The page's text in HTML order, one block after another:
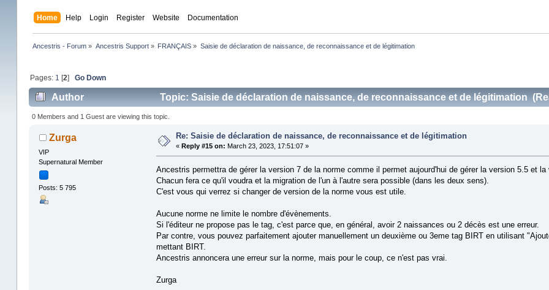
Home Help Login Register Website Documentation
Ancestris - Forum » Ancestris Support» FRANÇAIS » Saisie de déclaration de naissance, de reconnaissance et de légitimation
Pages: 1 [2]Go Down
Author Topic: Saisie de déclaration de naissance, de reconnaissance et de légitimation
0 Members and 1 Guest are viewing this topic.
Zurga
VIP
Supernatural Member
Posts: 5 795
Re: Saisie de déclaration de naissance, de reconnaissance et de légitimation
« Reply #15 on: March 23, 2023, 17:51:07 »
Ancestris permettra de gérer la version 7 de la norme comme il permet aujourd'hui de gérer la version 5.5 et la
Chacun fera ce qu'il voudra et la migration de l'un à l'autre sera possible (dans les deux sens).
C'est vous qui verrez si changer de version de la norme vous est utile.
Aucune norme ne limite le nombre d'évènements.
Si l'éditeur ne propose pas le tag, c'est parce que, en général, avoir 2 naissances ou 2 décès est une erreur.
Par contre, vous pouvez parfaitement ajouter manuellement un deuxième ou 3eme tag BIRT en utilisant
mettant BIRT.
Ancestris annoncera une erreur sur la norme, mais pour le coup, ce n'est pas vrai.
Zurga